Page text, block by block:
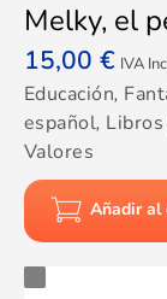
Melky, el
15,00 € IVA
Educación,
español,
Valores
Añadir al